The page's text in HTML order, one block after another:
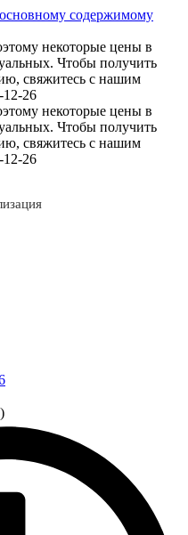
содержимому
некоторые цены в
Чтобы получить
свяжитесь с нашим
26
некоторые цены в
Чтобы получить
свяжитесь с нашим
26